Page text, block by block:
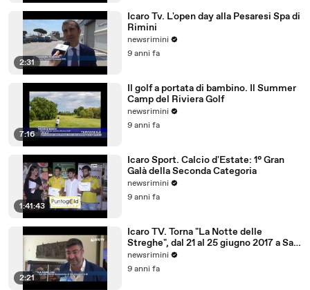
2:31
Icaro Tv. L'open day alla Pesaresi Spa di
Rimini
newsrimini
9 anni fa
7:16
Il golf a portata di bambino. Il Summer
Camp del Riviera Golf
newsrimini
9 anni fa
1:41:43
Icaro Sport. Calcio d'Estate: 1° Gran
Galà della Seconda Categoria
newsrimini
9 anni fa
2:21
Icaro TV. Torna "La Notte delle
Streghe", dal 21 al 25 giugno 2017 a San
Giovanni in M
newsrimini
9 anni fa